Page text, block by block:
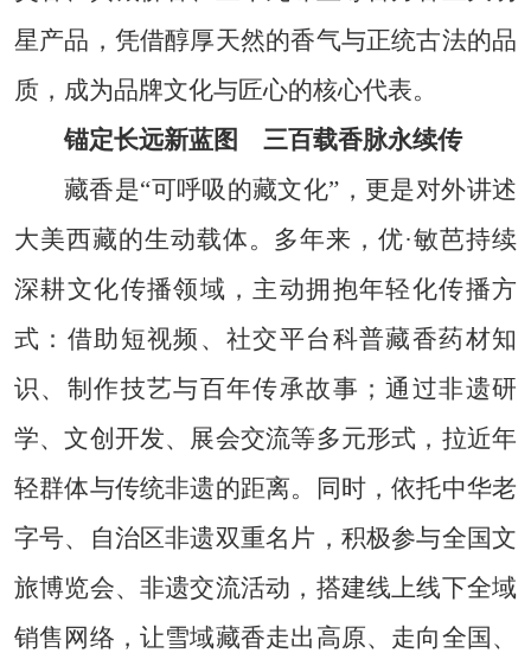
星产品，凭借醇厚天然的香气与正统古法的品
质，成为品牌文化与匠心的核心代表。
锚定长远新蓝图 三百载香脉永续传
藏香是“可呼吸的藏文化”，更是对外讲述
大美西藏的生动载体。多年来，优·敏芭持续
深耕文化传播领域，主动拥抱年轻化传播方
式：借助短视频、社交平台科普藏香药材知
识、制作技艺与百年传承故事；通过非遗研
学、文创开发、展会交流等多元形式，拉近年
轻群体与传统非遗的距离。同时，依托中华老
字号、自治区非遗双重名片，积极参与全国文
旅博览会、非遗交流活动，搭建线上线下全域
销售网络，让雪域藏香走出高原、走向全国、